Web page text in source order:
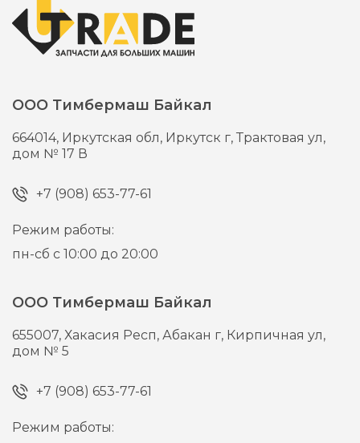
ООО Тимбермаш Байкал
664014, Иркутская обл, Иркутск г,Трактовая ул,
дом № 17 В
+7 (908) 653-77-61
Режим работы:
пн-сб с 10:00 до 20:00
ООО Тимбермаш Байкал
655007,Хакасия Респ, Абакан г, Кирпичная ул,
дом № 5
+7 (908) 653-77-61
Режим работы: